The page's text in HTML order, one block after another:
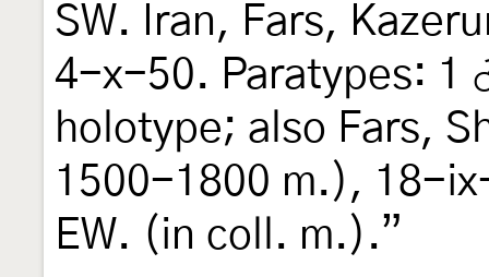
SW. Iran, Fars,
4-x-50. Paratypes: 1
holotype; also Fars,
1500-1800 m.), 18-
EW. (in coll. m.).”